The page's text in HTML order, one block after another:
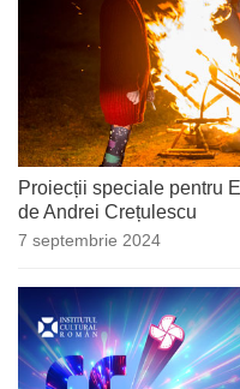
Proiecții speciale pentru
de Andrei Crețulescu
7 septembrie 2024